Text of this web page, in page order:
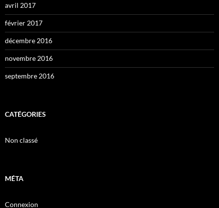
avril 2017
février 2017
décembre 2016
novembre 2016
septembre 2016
CATÉGORIES
Non classé
MÉTA
Connexion